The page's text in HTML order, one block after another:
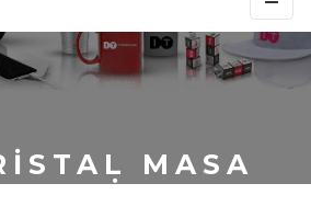
MASA
SAATİ